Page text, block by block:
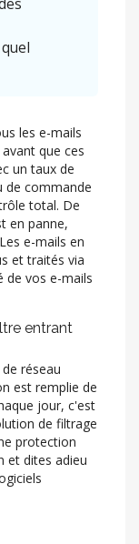
les e-mails
que ces
un taux de
de commande
total. De
en panne,
e-mails en
et traités via
de vos e-mails
entrant
réseau
est remplie de
jour, c'est
de filtrage
protection
et dites adieu